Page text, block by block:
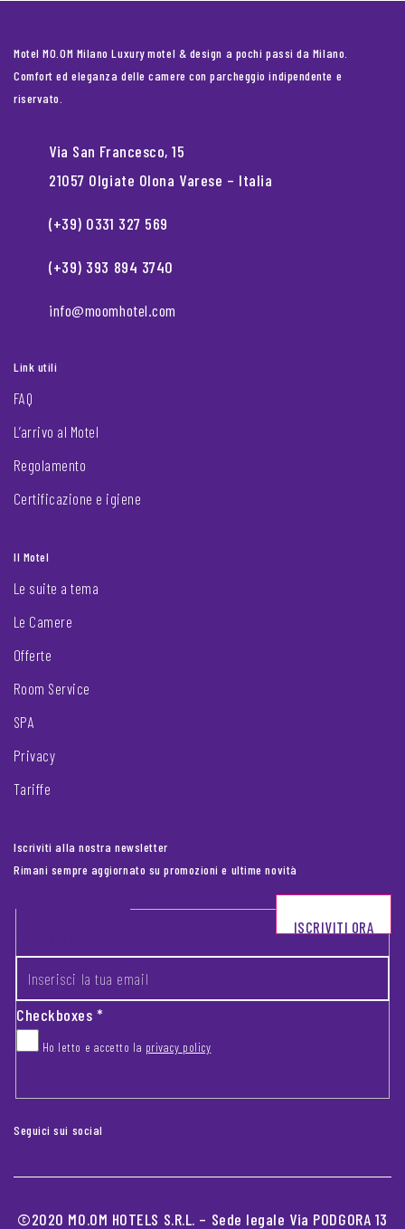
Motel MO.OM Milano Luxury motel & design a pochi passi da Milano.
Comfort ed eleganza delle camere con parcheggio indipendente e
riservato.
Via San Francesco, 15
21057 Olgiate Olona Varese – Italia
(+39) 0331 327 569
(+39) 393 894 3740
info@moomhotel.com
Link utili
FAQ
L’arrivo al Motel
Regolamento
Certificazione e igiene
Il Motel
Le suite a tema
Le Camere
Offerte
Room Service
SPA
Privacy
Tariffe
Iscriviti alla nostra newsletter
Rimani sempre aggiornato su promozioni e ultime novità
Footer newsletter
Checkboxes*
Ho letto e accetto la privacy policy
ISCRIVITI ORA
Seguici sui social
©2020 MO.OM HOTELS S.R.L. – Sede legale Via PODGORA 13